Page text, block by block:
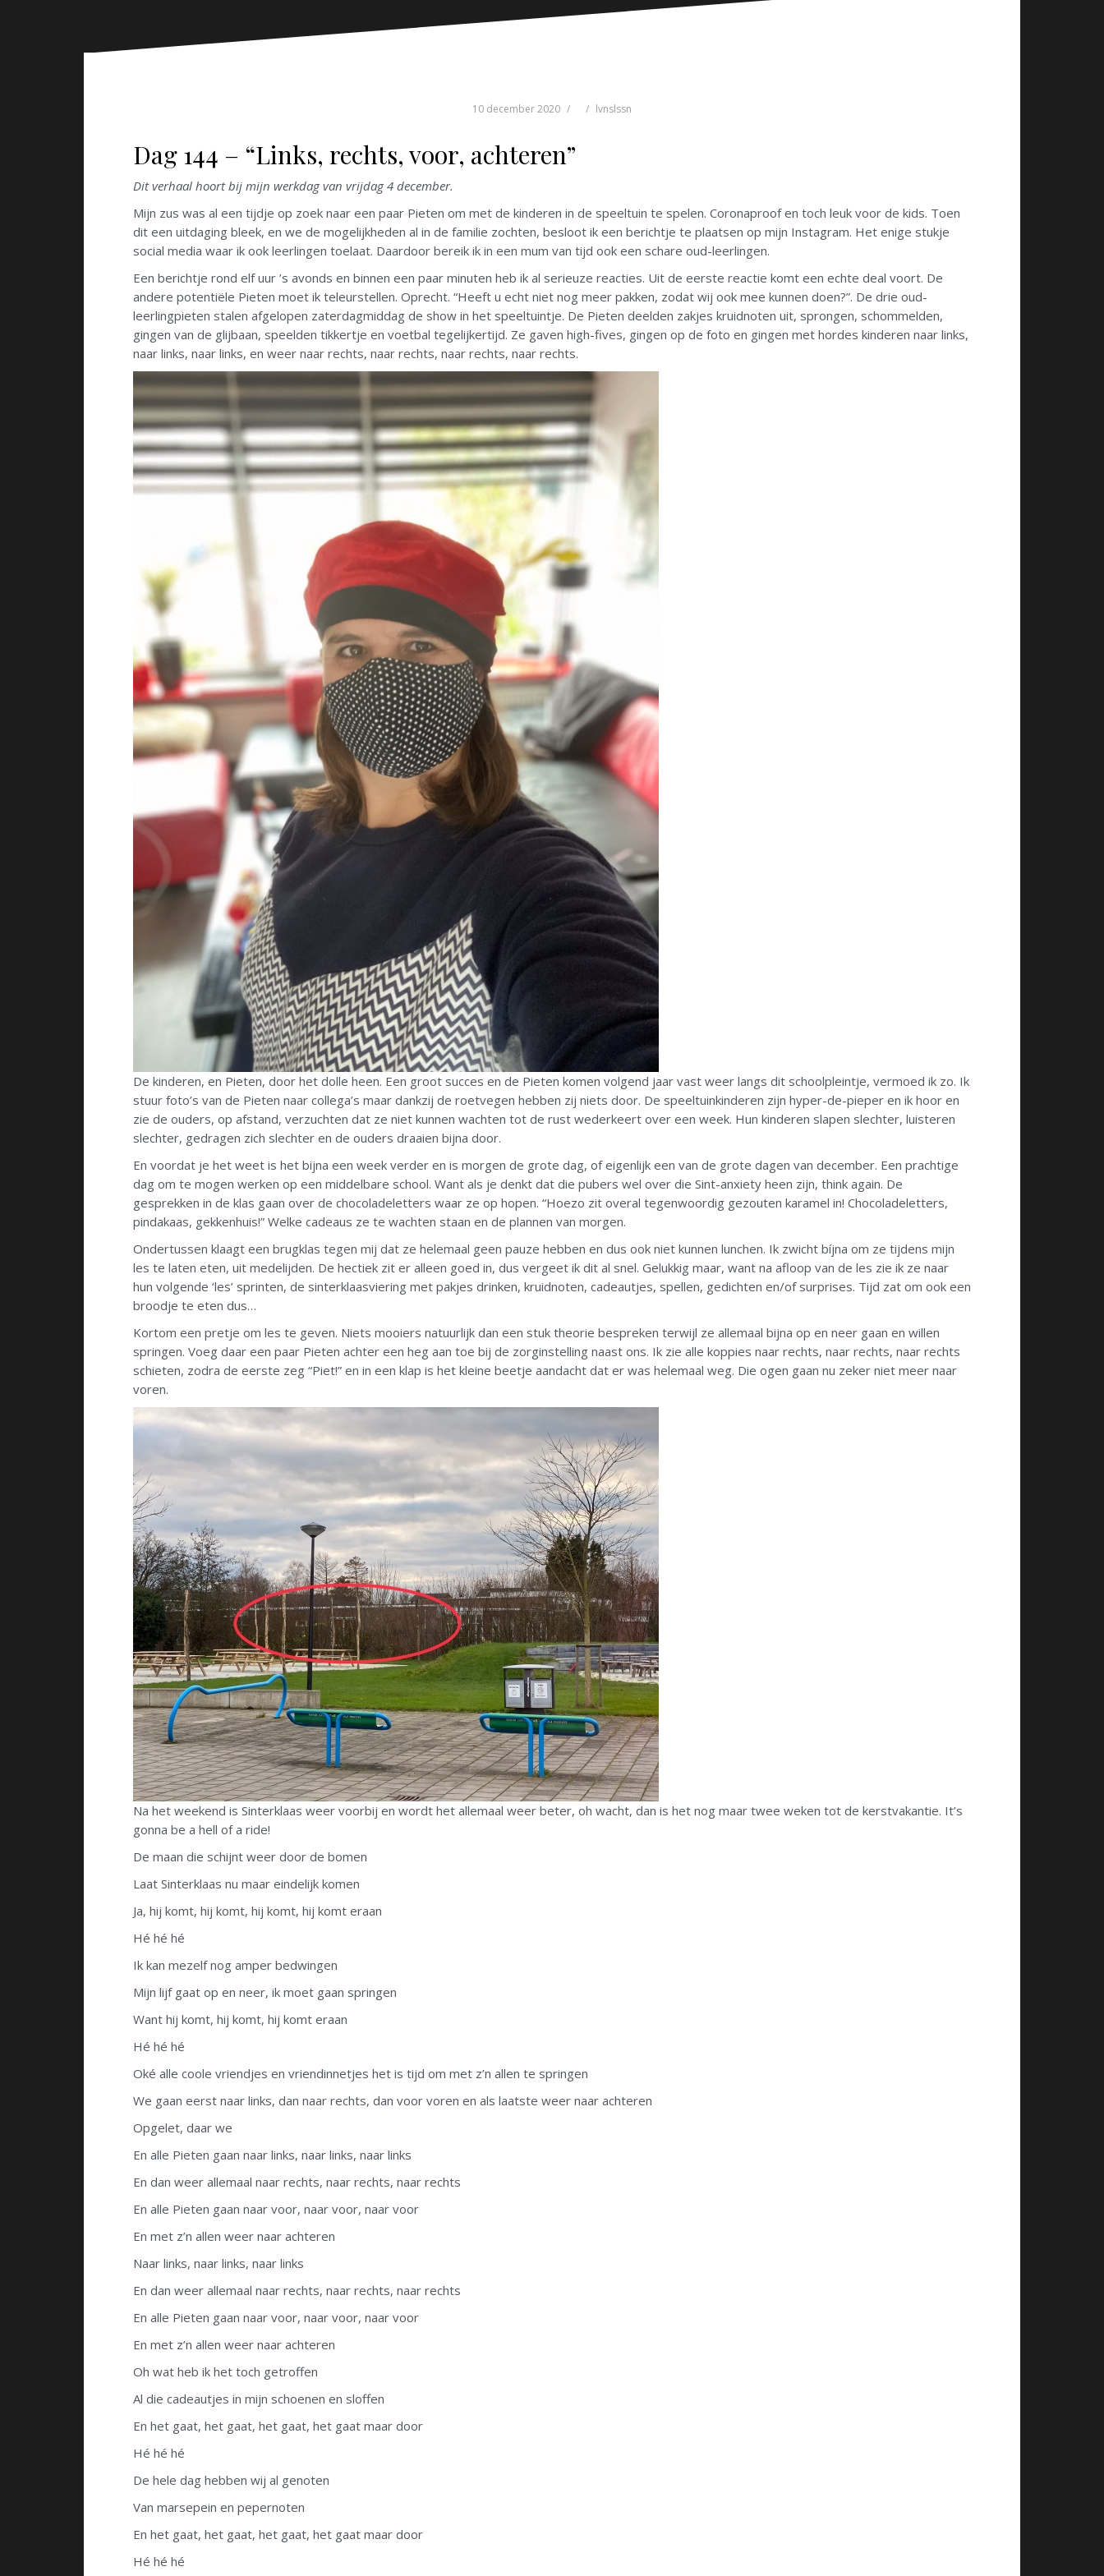
10 december 2020 lvnslssn
Dag 144 – “Links, rechts, voor, achteren”
Dit verhaal hoort bij mijn werkdag van vrijdag 4 december.
Mijn zus was al een tijdje op zoek naar een paar Pieten om met de kinderen in de speeltuin te spelen. Coronaproof en toch leuk voor de kids. Toen
dit een uitdaging bleek, en we de mogelijkheden al in de familie zochten, besloot ik een berichtje te plaatsen op mijn Instagram. Het enige stukje
social media waar ik ook leerlingen toelaat. Daardoor bereik ik in een mum van tijd ook een schare oud-leerlingen.
Een berichtje rond elf uur ’s avonds en binnen een paar minuten heb ik al serieuze reacties. Uit de eerste reactie komt een echte deal voort. De
andere potentiële Pieten moet ik teleurstellen. Oprecht. “Heeft u echt niet nog meer pakken, zodat wij ook mee kunnen doen?”. De drie oud-
leerlingpieten stalen afgelopen zaterdagmiddag de show in het speeltuintje. De Pieten deelden zakjes kruidnoten uit, sprongen, schommelden,
gingen van de glijbaan, speelden tikkertje en voetbal tegelijkertijd. Ze gaven high-fives, gingen op de foto en gingen met hordes kinderen naar links,
naar links, naar links, en weer naar rechts, naar rechts, naar rechts, naar rechts.
De kinderen, en Pieten, door het dolle heen. Een groot succes en de Pieten komen volgend jaar vast weer langs dit schoolpleintje, vermoed ik zo. Ik
stuur foto’s van de Pieten naar collega’s maar dankzij de roetvegen hebben zij niets door. De speeltuinkinderen zijn hyper-de-pieper en ik hoor en
zie de ouders, op afstand, verzuchten dat ze niet kunnen wachten tot de rust wederkeert over een week. Hun kinderen slapen slechter, luisteren
slechter, gedragen zich slechter en de ouders draaien bijna door.
En voordat je het weet is het bijna een week verder en is morgen de grote dag, of eigenlijk een van de grote dagen van december. Een prachtige
dag om te mogen werken op een middelbare school. Want als je denkt dat die pubers wel over die Sint-anxiety heen zijn, think again. De
gesprekken in de klas gaan over de chocoladeletters waar ze op hopen. “Hoezo zit overal tegenwoordig gezouten karamel in! Chocoladeletters,
pindakaas, gekkenhuis!” Welke cadeaus ze te wachten staan en de plannen van morgen.
Ondertussen klaagt een brugklas tegen mij dat ze helemaal geen pauze hebben en dus ook niet kunnen lunchen. Ik zwicht bíjna om ze tijdens mijn
les te laten eten, uit medelijden. De hectiek zit er alleen goed in, dus vergeet ik dit al snel. Gelukkig maar, want na afloop van de les zie ik ze naar
hun volgende ‘les’ sprinten, de sinterklaasviering met pakjes drinken, kruidnoten, cadeautjes, spellen, gedichten en/of surprises. Tijd zat om ook een
broodje te eten dus…
Kortom een pretje om les te geven. Niets mooiers natuurlijk dan een stuk theorie bespreken terwijl ze allemaal bijna op en neer gaan en willen
springen. Voeg daar een paar Pieten achter een heg aan toe bij de zorginstelling naast ons. Ik zie alle koppies naar rechts, naar rechts, naar rechts
schieten, zodra de eerste zeg “Piet!” en in een klap is het kleine beetje aandacht dat er was helemaal weg. Die ogen gaan nu zeker niet meer naar
voren.
Na het weekend is Sinterklaas weer voorbij en wordt het allemaal weer beter, oh wacht, dan is het nog maar twee weken tot de kerstvakantie. It’s
gonna be a hell of a ride!
De maan die schijnt weer door de bomen
Laat Sinterklaas nu maar eindelijk komen
Ja, hij komt, hij komt, hij komt, hij komt eraan
Hé hé hé
Ik kan mezelf nog amper bedwingen
Mijn lijf gaat op en neer, ik moet gaan springen
Want hij komt, hij komt, hij komt eraan
Hé hé hé
Oké alle coole vriendjes en vriendinnetjes het is tijd om met z’n allen te springen
We gaan eerst naar links, dan naar rechts, dan voor voren en als laatste weer naar achteren
Opgelet, daar we
En alle Pieten gaan naar links, naar links, naar links
En dan weer allemaal naar rechts, naar rechts, naar rechts
En alle Pieten gaan naar voor, naar voor, naar voor
En met z’n allen weer naar achteren
Naar links, naar links, naar links
En dan weer allemaal naar rechts, naar rechts, naar rechts
En alle Pieten gaan naar voor, naar voor, naar voor
En met z’n allen weer naar achteren
Oh wat heb ik het toch getroffen
Al die cadeautjes in mijn schoenen en sloffen
En het gaat, het gaat, het gaat, het gaat maar door
Hé hé hé
De hele dag hebben wij al genoten
Van marsepein en pepernoten
En het gaat, het gaat, het gaat, het gaat maar door
Hé hé hé